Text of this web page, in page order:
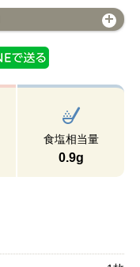
食塩相当量
0.9g